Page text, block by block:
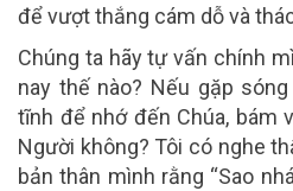
để vượt thắng cám dỗ và
Chúng ta hãy tự vấn chính
nay thế nào? Nếu gặp
tĩnh để nhớ đến Chúa, bám
Người không? Tôi có nghe
bản thân mình rằng “Sao